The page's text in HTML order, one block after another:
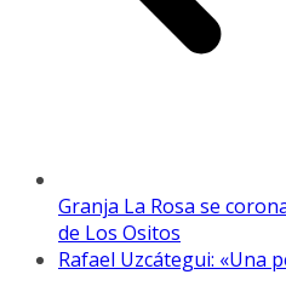
Granja La Rosa se
de Los Ositos
Rafael Uzcátegui: «Una